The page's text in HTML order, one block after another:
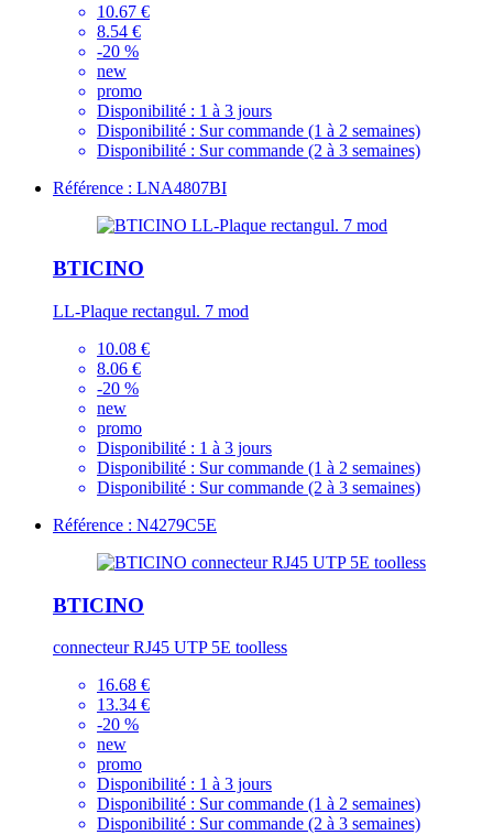
10.67 €
8.54 €
-20 %
new
promo
Disponibilité : 1 à 3 jours
Disponibilité : Sur commande (1 à 2 semaines)
Disponibilité : Sur commande (2 à 3 semaines)
Référence : LNA4807BI
BTICINO
LL-Plaque rectangul. 7 mod
10.08 €
8.06 €
-20 %
new
promo
Disponibilité : 1 à 3 jours
Disponibilité : Sur commande (1 à 2 semaines)
Disponibilité : Sur commande (2 à 3 semaines)
Référence : N4279C5E
BTICINO
connecteur RJ45 UTP 5E toolless
16.68 €
13.34 €
-20 %
new
promo
Disponibilité : 1 à 3 jours
Disponibilité : Sur commande (1 à 2 semaines)
Disponibilité : Sur commande (2 à 3 semaines)